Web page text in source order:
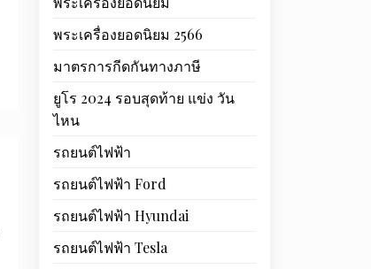
พระเครื่องยอดนิยม 2566
มาตรการกีดกันทางภาษี
ยูโร 2024 รอบสุดท้าย แข่ง วัน
ไหน
รถยนต์ไฟฟ้า
รถยนต์ไฟฟ้า Ford
รถยนต์ไฟฟ้า Hyundai
รถยนต์ไฟฟ้า Tesla